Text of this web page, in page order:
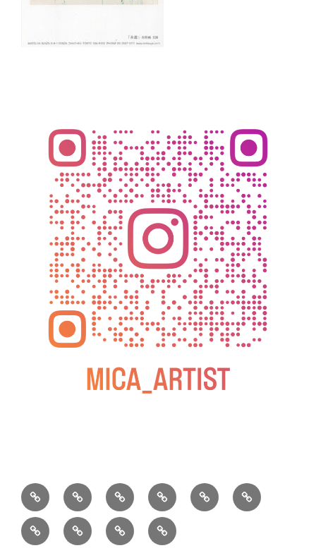
BLOG
教
室
の
お
問
い
動
画
過
去
2025
松
松
屋
小
松
2026
年
2025
年